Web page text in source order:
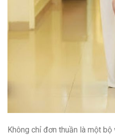
Không chỉ đơn thuần là một